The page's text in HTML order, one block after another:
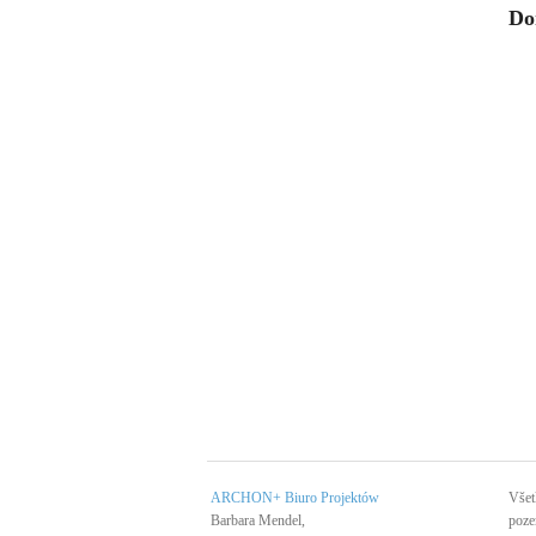
ARCHON+ Biuro Projektów
Barbara Mendel,